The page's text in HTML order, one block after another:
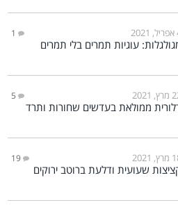
1
עוגיות תמרים בלי תמרים
2021
5
ממולאת בעדשים שחורות ותרד
2021
19
שעועית ודלעת ברוטב ירוקים